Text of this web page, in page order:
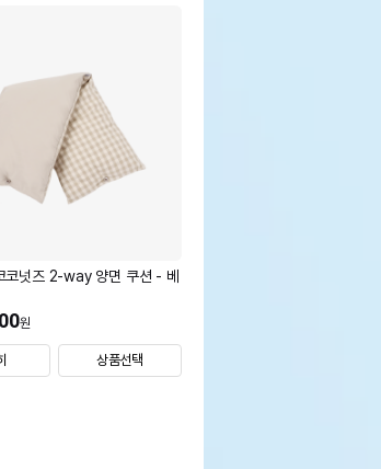
코넛즈 2-way 양면 쿠션 - 베
원
상품선택